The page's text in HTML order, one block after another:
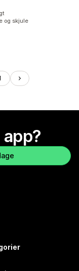
og skjule